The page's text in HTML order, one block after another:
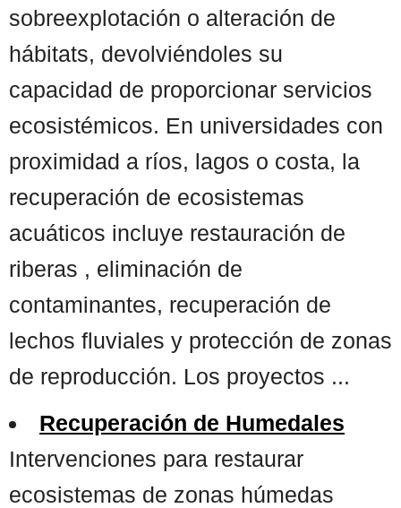
sobreexplotación o alteración de
hábitats, devolviéndoles su
capacidad de proporcionar servicios
ecosistémicos. En universidades con
proximidad a ríos, lagos o costa, la
recuperación de ecosistemas
acuáticos incluye restauración de
riberas , eliminación de
contaminantes, recuperación de
lechos fluviales y protección de zonas
de reproducción. Los proyectos ...
Recuperación de Humedales
Intervenciones para restaurar
ecosistemas de zonas húmedas